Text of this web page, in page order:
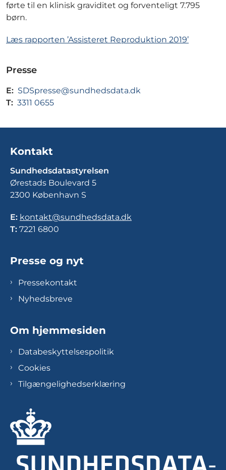
førte til en klinisk graviditet og forventeligt 7.795
børn.
Læs rapporten ’Assisteret Reproduktion 2019’
Presse
E: SDSpresse@sundhedsdata.dk
T: 3311 0655
Kontakt
Sundhedsdatastyrelsen
Ørestads Boulevard 5
2300 København S
E: kontakt@sundhedsdata.dk
T: 7221 6800
Presse og nyt
Pressekontakt
Nyhedsbreve
Om hjemmesiden
Databeskyttelsespolitik
Cookies
Tilgængelighedserklæring